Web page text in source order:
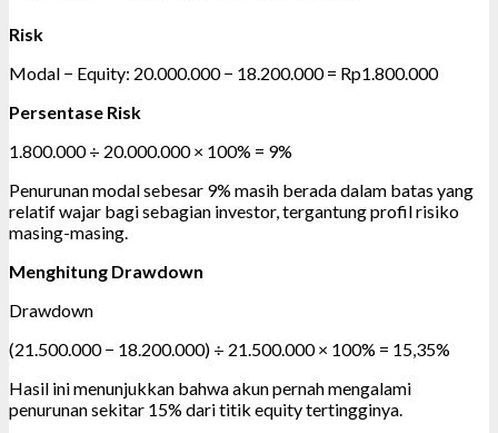
Risk
Modal − Equity: 20.000.000 − 18.200.000 = Rp1.800.000
Persentase Risk
1.800.000 ÷ 20.000.000 × 100% = 9%
Penurunan modal sebesar 9% masih berada dalam batas yang
relatif wajar bagi sebagian investor, tergantung profil risiko
masing-masing.
Menghitung Drawdown
Drawdown
(21.500.000 − 18.200.000) ÷ 21.500.000 × 100% = 15,35%
Hasil ini menunjukkan bahwa akun pernah mengalami
penurunan sekitar 15% dari titik equity tertingginya.